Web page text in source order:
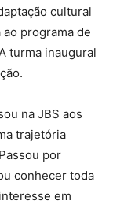
cultural
programa de
turma inaugural
na JBS aos
trajetória
por
conhecer toda
em